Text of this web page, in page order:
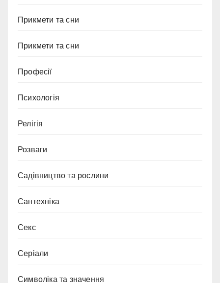
Прикмети та сни
Прикмети та сни
Професії
Психологія
Релігія
Розваги
Садівництво та рослини
Сантехніка
Секс
Серіали
Символіка та значення